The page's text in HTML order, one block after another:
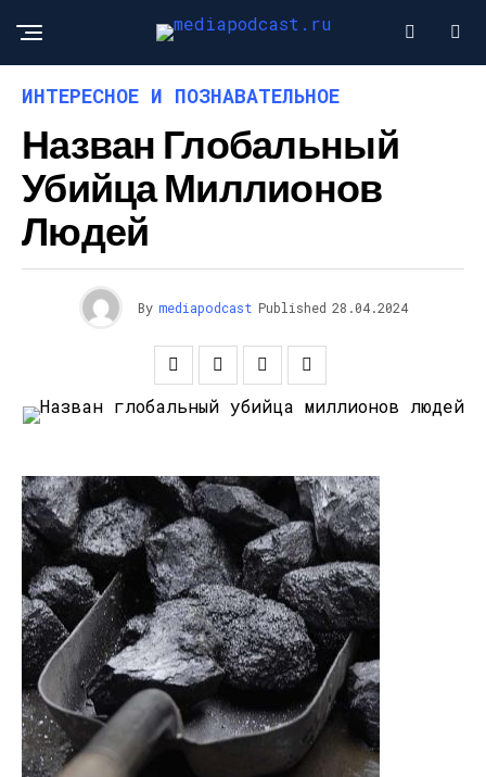
ИНТЕРЕСНОЕ И ПОЗНАВАТЕЛЬНОЕ
Назван Глобальный
Убийца Миллионов
Людей
By mediapodcast Published 28.04.2024